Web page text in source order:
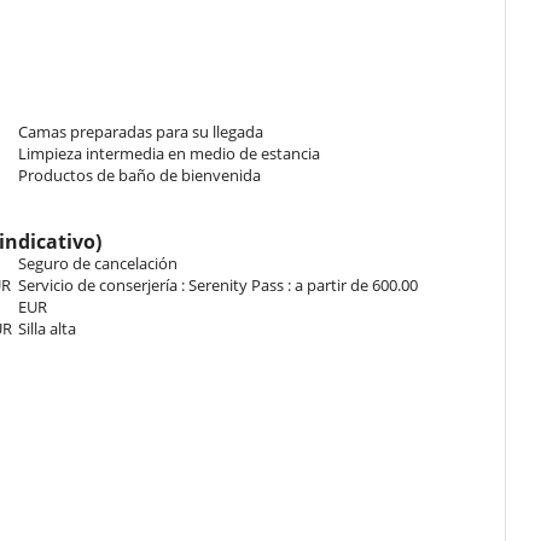
a long day of skiing. On the first floor of the residence, there is a
and an elliptical bike.
view over the mountains.
Camas preparadas para su llegada
Limpieza intermedia en medio de estancia
Productos de baño de bienvenida
Seguro de cancelación
Servicio de conserjería : Serenity Pass : a partir de 600.00
EUR
Silla alta
un estado razonable de limpieza. Deberá tirar la basura y
in. En el caso contrario, un suplemento puede ser facturado